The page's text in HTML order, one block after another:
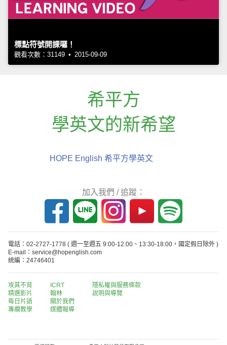
標點符號開課囉！
觀看次數：31149 • 2015-09-09
希平方
學英文的新希望
HOPE English 希平方學英文
加入我們 / 追蹤：
電話：02-2727-1778 ( 週一至週五 9:00-12:00、13:30-18:00，國定假日除外 )
E-mail：service@hopenglish.com
統編：24746401
攻其不背
精選影片
每日片語
專欄教學
ICRT
翰林
關於我們
媒體報導
隱私權與服務條款
說明與導覽